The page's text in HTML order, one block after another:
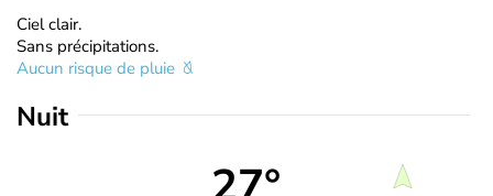
Ciel clair.
Sans précipitations.
Aucun risque de pluie
Nuit